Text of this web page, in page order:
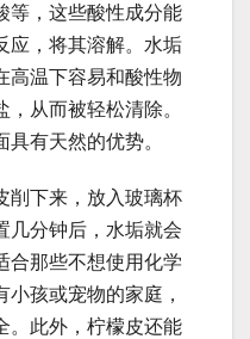
等，这些酸性成分能
应，将其溶解。水垢
高温下容易和酸性物
从而被轻松清除。
有天然的优势。
削下来，放入玻璃杯
几分钟后，水垢就会
合那些不想使用化学
孩或宠物的家庭，
。此外，柠檬皮还能